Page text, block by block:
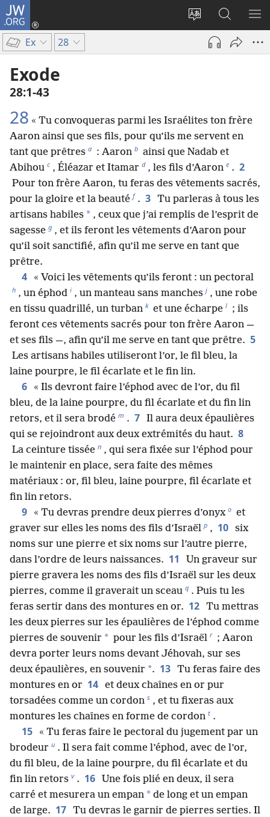
JW.ORG
Changer
langue
Se
connecter
sur
JW.ORG
Ex 28
Exode
28​:​1-43
28 « Tu convoqueras parmi les Israélites ton frère
Aaron ainsi que ses fils, pour qu’ils me servent en
tant que prêtres a : Aaron b ainsi que Nadab et
Abihou c , Éléazar et Itamar d , les fils d’Aaron e . 2
Pour ton frère Aaron, tu feras des vêtements sacrés,
pour la gloire et la beauté f . 3 Tu parleras à tous les
artisans habiles * , ceux que j’ai remplis de l’esprit de
sagesse g , et ils feront les vêtements d’Aaron pour
qu’il soit sanctifié, afin qu’il me serve en tant que
prêtre.
4 « Voici les vêtements qu’ils feront : un pectoral
h , un éphod i , un manteau sans manches j , une robe
en tissu quadrillé, un turban k et une écharpe l ; ils
feront ces vêtements sacrés pour ton frère Aaron —
et ses fils —, afin qu’il me serve en tant que prêtre. 5
Les artisans habiles utiliseront l’or, le fil bleu, la
laine pourpre, le fil écarlate et le fin lin.
6
« Ils devront faire l’éphod avec de l’or, du fil
bleu, de la laine pourpre, du fil écarlate et du fin lin
retors, et il sera brodé m . 7 Il aura deux épaulières
qui se rejoindront aux deux extrémités du haut. 8
La ceinture tissée n , qui sera fixée sur l’éphod pour
le maintenir en place, sera faite des mêmes
matériaux : or, fil bleu, laine pourpre, fil écarlate et
fin lin retors.
9 « Tu devras prendre deux pierres d’onyx o et
graver sur elles les noms des fils d’Israël p , 10 six
noms sur une pierre et six noms sur l’autre pierre,
dans l’ordre de leurs naissances. 11
Un graveur sur
pierre gravera les noms des fils d’Israël sur les deux
pierres, comme il graverait un sceau q . Puis tu les
feras sertir dans des montures en or. 12 Tu mettras
les deux pierres sur les épaulières de l’éphod comme
pierres de souvenir * pour les fils d’Israël r ; Aaron
devra porter leurs noms devant Jéhovah, sur ses
deux épaulières, en souvenir *. 13 Tu feras faire des
montures en or 14 et deux chaînes en or pur
torsadées comme un cordon s , et tu fixeras aux
montures les chaînes en forme de cordon t .
15
« Tu feras faire le pectoral du jugement par un
brodeur u . Il sera fait comme l’éphod, avec de l’or,
du fil bleu, de la laine pourpre, du fil écarlate et du
fin lin retors v . 16 Une fois plié en deux, il sera
carré et mesurera un empan * de long et un empan
de large. 17 Tu devras le garnir de pierres serties. Il